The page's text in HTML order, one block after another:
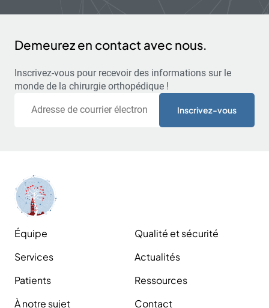
Demeurez en contact avec nous.
Inscrivez-vous pour recevoir des informations sur le
monde de la chirurgie orthopédique !
Équipe
Services
Patients
À notre sujet
Qualité et sécurité
Actualités
Ressources
Contact